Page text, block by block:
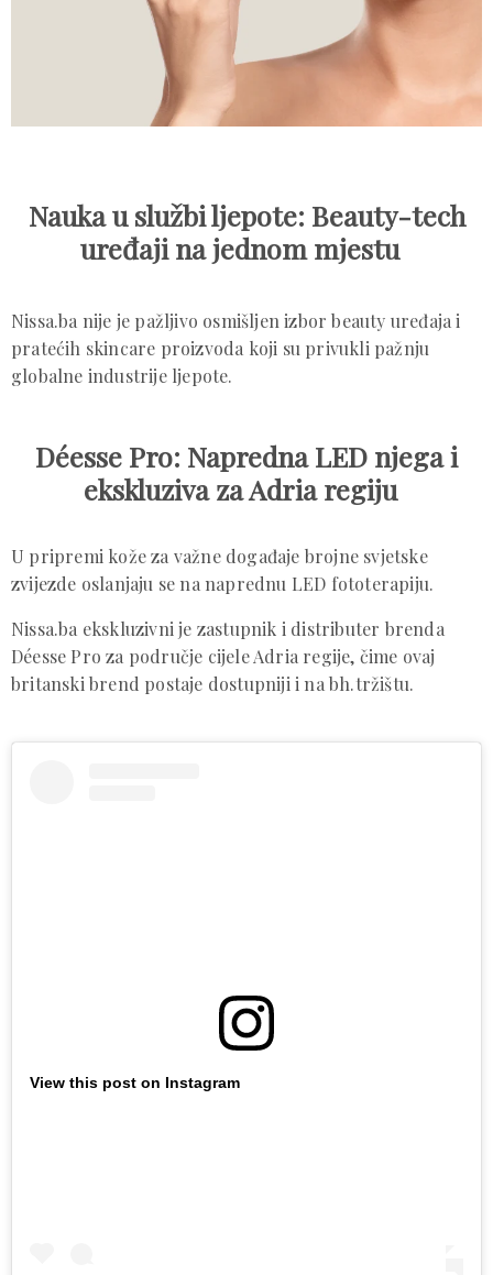
Nauka u službi ljepote: Beauty-tech
uređaji na jednom mjestu
Nissa.ba nije je pažljivo osmišljen izbor beauty uređaja i
pratećih skincare proizvoda koji su privukli pažnju
globalne industrije ljepote.
Déesse Pro: Napredna LED njega i
ekskluziva za Adria regiju
U pripremi kože za važne događaje brojne svjetske
zvijezde oslanjaju se na naprednu LED fototerapiju.
Nissa.ba ekskluzivni je zastupnik i distributer brenda
Déesse Pro za područje cijele Adria regije, čime ovaj
britanski brend postaje dostupniji i na bh.tržištu.
View this post on Instagram